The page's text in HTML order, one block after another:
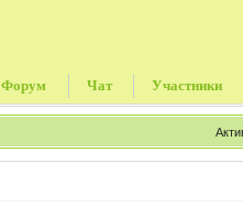
Форум Чат Участники